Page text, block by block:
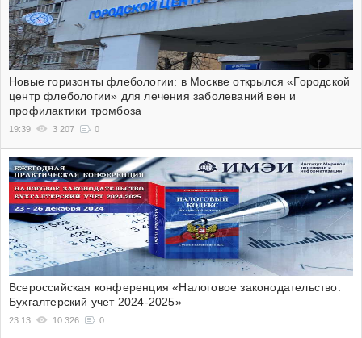
Новые горизонты флебологии: в Москве открылся «Городской
центр флебологии» для лечения заболеваний вен и
профилактики тромбоза
19:39 3 207 0
Всероссийская конференция «Налоговое законодательство.
Бухгалтерский учет 2024-2025»
23:13 10 326 0